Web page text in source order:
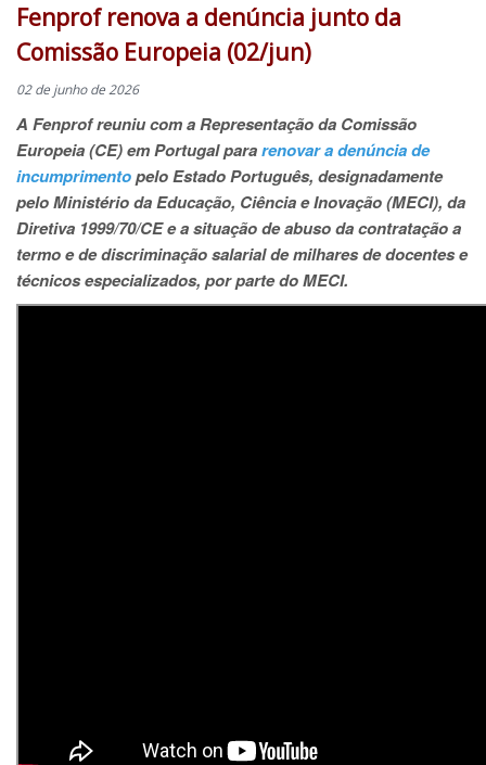
Fenprof renova a denúncia junto da
Comissão Europeia (02/jun)
02 de junho de 2026
A Fenprof reuniu com a Representação da Comissão
Europeia (CE) em Portugal pararenovar a denúncia de
incumprimentopelo Estado Português, designadamente
pelo Ministério da Educação, Ciência e Inovação (MECI), da
Diretiva 1999/70/CE e a situação de abuso da contratação a
termo e de discriminação salarial de milhares de docentes e
técnicos especializados, por parte do MECI.